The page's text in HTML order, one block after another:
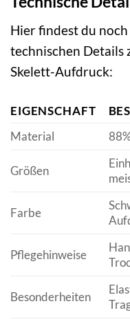
Hier findest du
technischen Details
Skelett-Aufdruck:
EIGENSCHAFT
Material
Größen
Farbe
Pflegehinweise
Besonderheiten